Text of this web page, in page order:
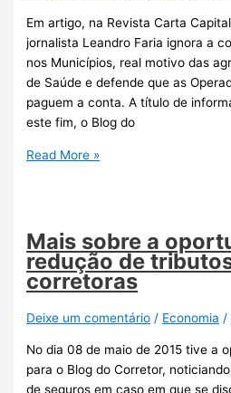
Em artigo, na Revista Carta
jornalista Leandro Faria ignora a
nos Municípios, real motivo das
de Saúde e defende que as
paguem a conta. A título de
este fim, o Blog do
Read More »
Mais sobre a
redução de
corretoras
Deixe um comentário / Economia /
No dia 08 de maio de 2015 tive a
para o Blog do Corretor,
de seguros em caso em que se